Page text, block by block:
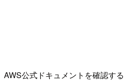
AWS公式ドキュメントを確認す